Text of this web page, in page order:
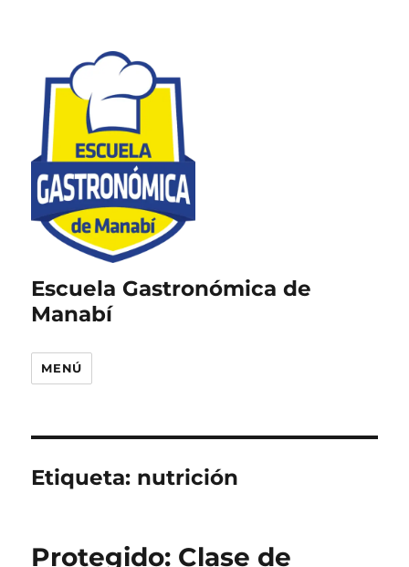
Escuela Gastronómica de
Manabí
MENÚ
Etiqueta: nutrición
Protegido: Clase de